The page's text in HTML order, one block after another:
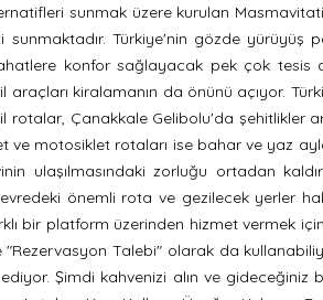
sunmak üzere kurulan
Türkiye'nin gözde yürüyüş
konfor sağlayacak pek çok tesis
araçları kiralamanın da önünü açıyor.
Çanakkale Gelibolu'da şehitlikler
ve motosiklet rotaları ise bahar ve yaz
ulaşılmasındaki zorluğu ortadan
önemli rota ve gezilecek yerler
bir platform üzerinden hizmet vermek
Talebi" olarak da
Şimdi kahvenizi alın ve